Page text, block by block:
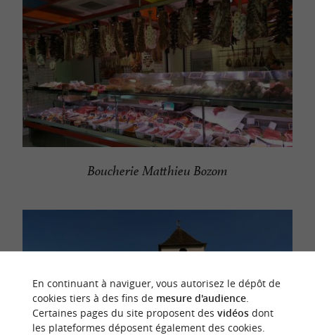
Boucherie Matthieu Bozom
En continuant à naviguer, vous autorisez le dépôt de
cookies tiers à des fins de mesure d'audience.
Certaines pages du site proposent des vidéosdont
les plateformes déposent également des cookies.